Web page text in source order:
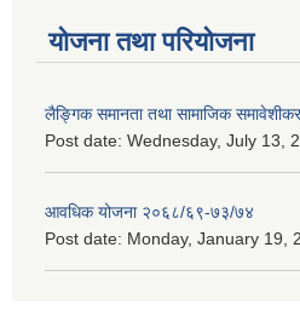
योजना तथा परियोजना
लैङ्गिक समानता तथा सामाजिक
Post date: Wednesday, July 13,
आवधिक योजना २०६८/६९-७३/७४
Post date: Monday, January 19,